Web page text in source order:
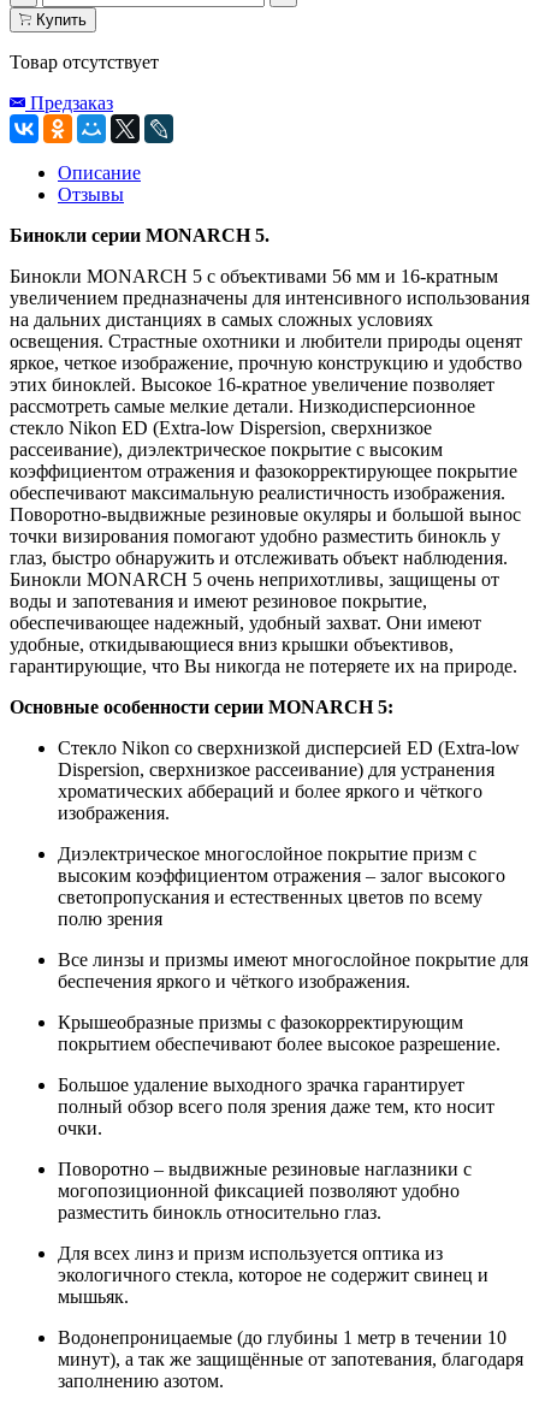
Купить
Товар отсутствует
Предзаказ
Описание
Отзывы
Бинокли серии MONARCH5.
Бинокли MONARCH 5 с объективами 56 мм и 16-кратным
увеличением предназначены для интенсивного использования
на дальних дистанциях в самых сложных условиях
освещения. Страстные охотники и любители природы оценят
яркое, четкое изображение, прочную конструкцию и удобство
этих биноклей. Высокое 16-кратное увеличение позволяет
рассмотреть самые мелкие детали. Низкодисперсионное
стекло Nikon ED (Extra-low Dispersion, сверхнизкое
рассеивание), диэлектрическое покрытие с высоким
коэффициентом отражения и фазокорректирующее покрытие
обеспечивают максимальную реалистичность изображения.
Поворотно-выдвижные резиновые окуляры и большой вынос
точки визирования помогают удобно разместить бинокль у
глаз, быстро обнаружить и отслеживать объект наблюдения.
Бинокли MONARCH 5 очень неприхотливы, защищены от
воды и запотевания и имеют резиновое покрытие,
обеспечивающее надежный, удобный захват. Они имеют
удобные, откидывающиеся вниз крышки объективов,
гарантирующие, что Вы никогда не потеряете их на природе.
Основные особенности серии MONARCH5:
Стекло Nikon со сверхнизкой дисперсией ED (Extra-low
Dispersion, сверхнизкое рассеивание) для устранения
хроматических аббераций и более яркого и чёткого
изображения.
Диэлектрическое многослойное покрытие призм с
высоким коэффициентом отражения – залог высокого
светопропускания и естественных цветов по всему
полю зрения
Все линзы и призмы имеют многослойное покрытие для
беспечения яркого и чёткого изображения.
Крышеобразные призмы с фазокорректирующим
покрытием обеспечивают более высокое разрешение.
Большое удаление выходного зрачка гарантирует
полный обзор всего поля зрения даже тем, кто носит
очки.
Поворотно – выдвижные резиновые наглазники с
могопозиционной фиксацией позволяют удобно
разместить бинокль относительно глаз.
Для всех линз и призм используется оптика из
экологичного стекла, которое не содержит свинец и
мышьяк.
Водонепроницаемые (до глубины 1 метр в течении 10
минут), а так же защищённые от запотевания, благодаря
заполнению азотом.